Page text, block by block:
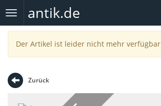
Toggle
navigation
antik.de
Der Artikel ist leider nicht mehr verfügbar
Zurück